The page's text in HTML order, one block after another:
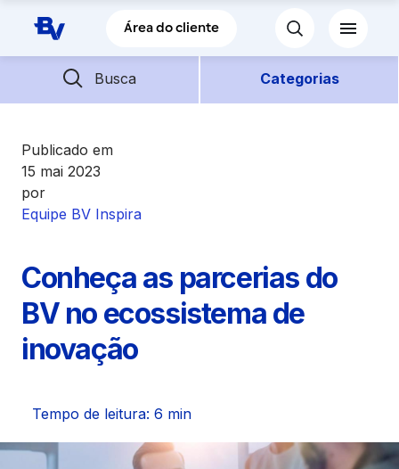
Pular para o Conteúdo principal
Área do cliente
Busca Categorias
Barra de busca
Descubra mais conteúdos
Empréstimos
Financiamentos
Futuro
Parceiros BV
Vida Financeira
Publicado em
15 mai 2023
por
Equipe BV Inspira
Conheça as parcerias do
BV no ecossistema de
inovação
Tempo de leitura: 6 min